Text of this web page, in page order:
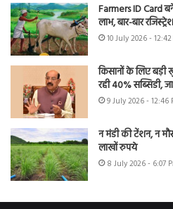
Farmers ID Card
लाभ, बार-बार
10 July 2026 -
किसानों के लिए
रही 40% सब्सिडी,
9 July 2026 - 12:46
न मंडी की टेंशन, न
लाखों रुपये
8 July 2026 - 6:07